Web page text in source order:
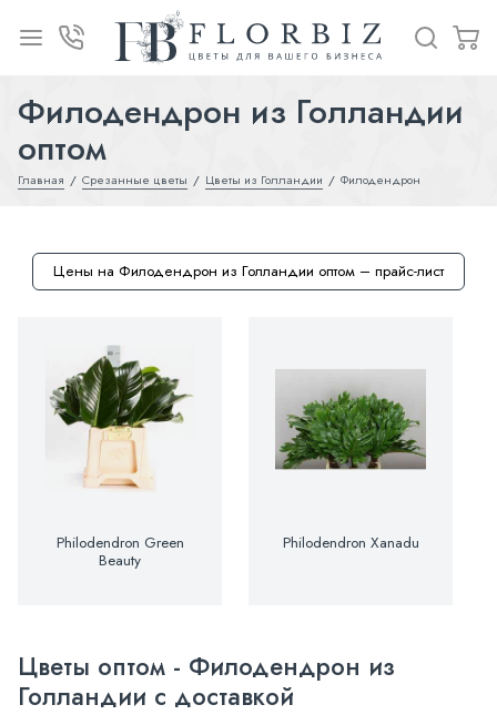
Филодендрон из Голландии
оптом
Главная Срезанные цветы Цветы из Голландии Филодендрон
Цены на Филодендрон из Голландии оптом – прайс-лист
Philodendron Green
Beauty
Philodendron Xanadu
Цветы оптом - Филодендрон из
Голландии с доставкой